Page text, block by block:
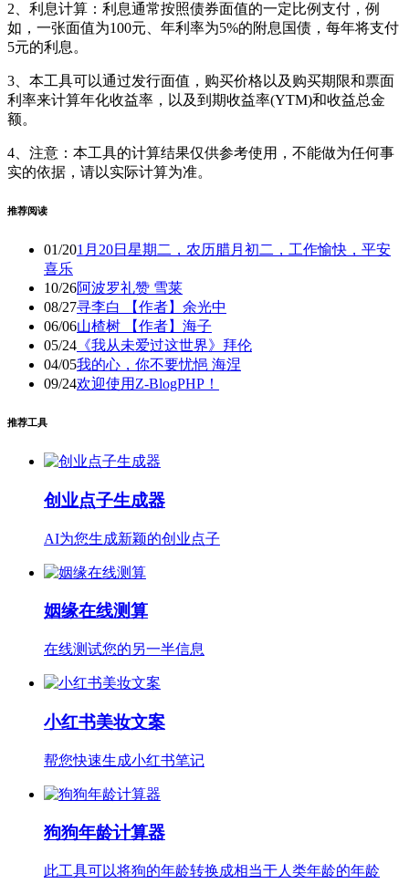
2、利息计算：利息通常按照债券面值的一定比例支付，例
如，一张面值为100元、年利率为5%的附息国债，每年将支付
5元的利息。
3、本工具可以通过发行面值，购买价格以及购买期限和票面
利率来计算年化收益率，以及到期收益率(YTM)和收益总金
额。
4、注意：本工具的计算结果仅供参考使用，不能做为任何事
实的依据，请以实际计算为准。
推荐阅读
01/201月20日星期二，农历腊月初二，工作愉快，平安
喜乐
10/26阿波罗礼赞 雪莱
08/27寻李白 【作者】余光中
06/06山楂树 【作者】海子
05/24 《我从未爱过这世界》拜伦
04/05我的心，你不要忧悒 海涅
09/24欢迎使用Z-BlogPHP！
推荐工具
创业点子生成器
AI为您生成新颖的创业点子
姻缘在线测算
在线测试您的另一半信息
小红书美妆文案
帮您快速生成小红书笔记
狗狗年龄计算器
此工具可以将狗的年龄转换成相当于人类年龄的年龄